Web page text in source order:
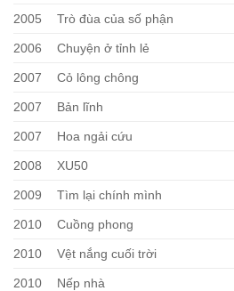
2005 Trò đùa của số phận
2006 Chuyện ở tỉnh lẻ
2007 Cỏ lông chông
2007 Bản lĩnh
2007 Hoa ngải cứu
2008 XU50
2009 Tìm lại chính mình
2010 Cuồng phong
2010 Vệt nắng cuối trời
2010 Nếp nhà